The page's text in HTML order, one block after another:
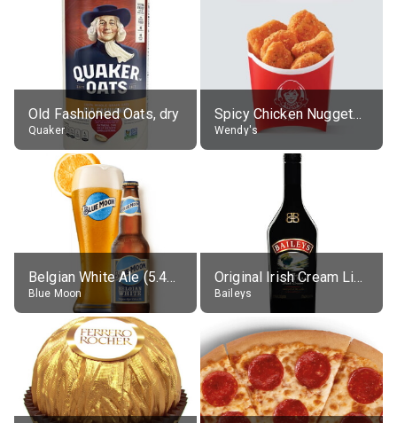
Old Fashioned Oats, dry
Quaker
Spicy Chicken Nuggets, without sauce
Wendy's
Belgian White Ale (5.4% alc.)
Blue Moon
Original Irish Cream Liqueur (17% alc.)
Baileys